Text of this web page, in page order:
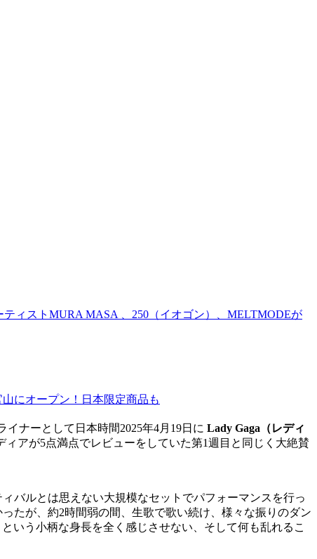
ィストMURA MASA 、250（イオゴン）、MELTMODEが
にオープン！日本限定商品も
イナーとして日本時間2025年4月19日に Lady Gaga（レディ
ィアが5点満点でレビューをしていた第1週目と同じく大絶賛
バルとは思えない大規模なセットでパフォーマンスを行っ
たが、約2時間弱の間、生歌で歌い続け、様々な振りのダン
いう小柄な身長を全く感じさせない、そして何も乱れるこ